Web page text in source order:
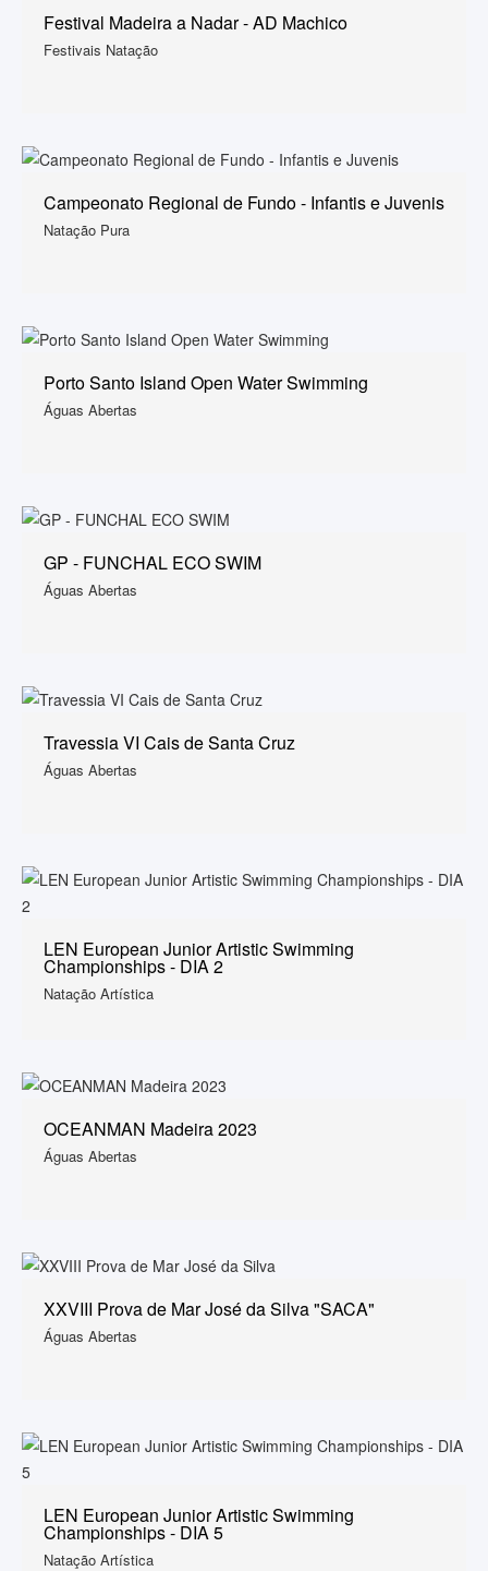
Festival Madeira a Nadar - AD Machico
Festivais Natação
Campeonato Regional de Fundo - Infantis e Juvenis
Natação Pura
Porto Santo Island Open Water Swimming
Águas Abertas
GP - FUNCHAL ECO SWIM
Águas Abertas
Travessia VI Cais de Santa Cruz
Águas Abertas
LEN European Junior Artistic Swimming
Championships - DIA 2
Natação Artística
OCEANMAN Madeira 2023
Águas Abertas
XXVIII Prova de Mar José da Silva "SACA"
Águas Abertas
LEN European Junior Artistic Swimming
Championships - DIA 5
Natação Artística